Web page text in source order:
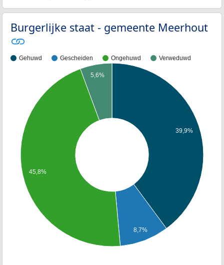
Burgerlijke staat - gemeente Meerhout
Gehuwd Gescheiden Ongehuwd Verweduwd
39,9%
8,7%
5,6%
45,8%